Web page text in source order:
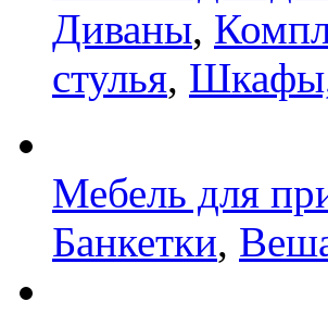
Диваны,
стулья,
Мебель для
Банкетки,